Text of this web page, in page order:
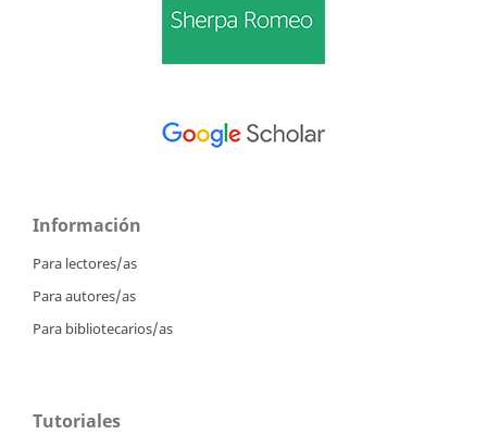
Información
Para lectores/as
Para autores/as
Para bibliotecarios/as
Tutoriales